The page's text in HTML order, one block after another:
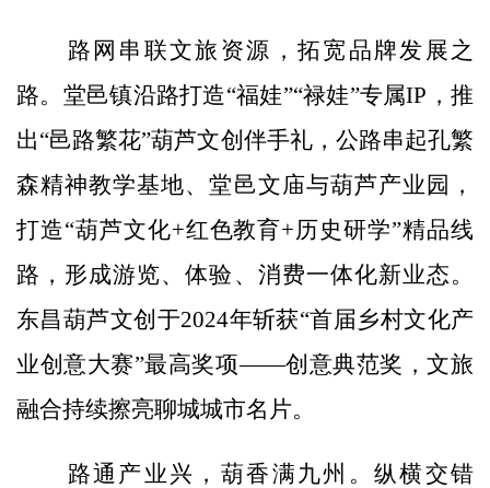
路网串联文旅资源，拓宽品牌发展之
路。堂邑镇沿路打造“福娃”“禄娃”专属IP，推
出“邑路繁花”葫芦文创伴手礼，公路串起孔繁
森精神教学基地、堂邑文庙与葫芦产业园，
打造“葫芦文化+红色教育+历史研学”精品线
路，形成游览、体验、消费一体化新业态。
东昌葫芦文创于2024年斩获“首届乡村文化产
业创意大赛”最高奖项——创意典范奖，文旅
融合持续擦亮聊城城市名片。
路通产业兴，葫香满九州。纵横交错